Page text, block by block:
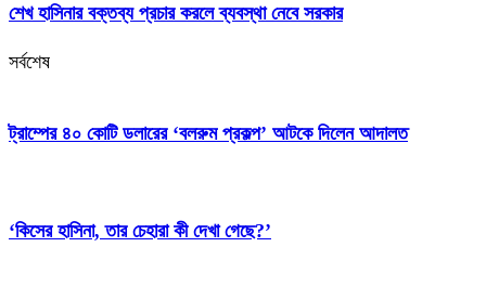
শেখ হাসিনার বক্তব্য প্রচার করলে ব্যবস্থা নেবে সরকার
সর্বশেষ
ট্রাম্পের ৪০ কোটি ডলারের ‘বলরুম প্রকল্প’ আটকে দিলেন আদালত
‘কিসের হাসিনা, তার চেহারা কী দেখা গেছে?’